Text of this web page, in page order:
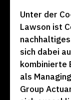
Unter der
Lawson ist
sich dabei
kombinierte
als
Group